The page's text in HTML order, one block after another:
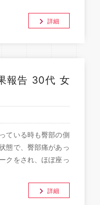
詳細
報告 30代 女
ている時も臀部の側
態で、臀部痛があっ
クをされ、ほぼ座っ
詳細